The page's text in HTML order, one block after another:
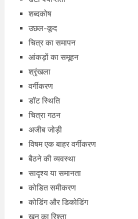
शब्दकोष
उछल-कूद
चित्र का समापन
आंकड़ों का समूहन
श्रृंखला
वर्गीकरण
डॉट स्थिति
चित्रा गठन
अजीब जोड़ी
विषम एक बाहर वर्गीकरण
बैठने की व्यवस्था
सादृश्य या समानता
कोडित समीकरण
कोडिंग और डिकोडिंग
खून का रिश्ता